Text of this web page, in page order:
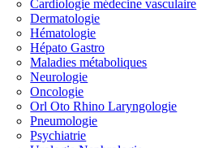
Cardiologie médecine vasculaire
Dermatologie
Hématologie
Hépato Gastro
Maladies métaboliques
Neurologie
Oncologie
Orl Oto Rhino Laryngologie
Pneumologie
Psychiatrie